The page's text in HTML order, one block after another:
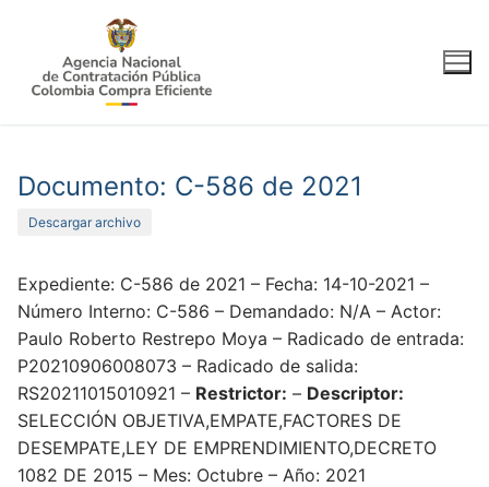
contenido
Documento: C-586 de 2021
Descargar archivo
Expediente: C-586 de 2021 – Fecha: 14-10-2021 –
Número Interno: C-586 – Demandado: N/A – Actor:
Paulo Roberto Restrepo Moya – Radicado de entrada:
P20210906008073 – Radicado de salida:
RS20211015010921 – Restrictor: – Descriptor:
SELECCIÓN OBJETIVA,EMPATE,FACTORES DE
DESEMPATE,LEY DE EMPRENDIMIENTO,DECRETO
1082 DE 2015 – Mes: Octubre – Año: 2021